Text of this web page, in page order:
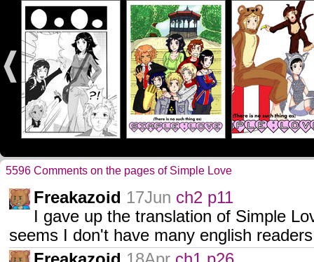
5596 Comments on the pages of Simple Love
Freakazoid 17Jun ch2 p11
I gave up the translation of Simple
seems I don't have many english